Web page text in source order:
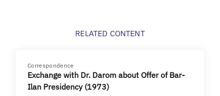
RELATED CONTENT
Correspondence
Exchange with Dr. Darom about Offer of Bar-
Ilan Presidency (1973)